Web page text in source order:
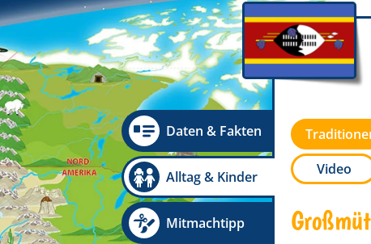
Daten & Fakten
Alltag & Kinder
Mitmachtipp
Video